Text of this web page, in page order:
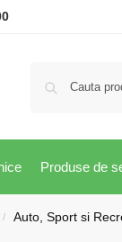
Produse de
/ Auto, Sport si